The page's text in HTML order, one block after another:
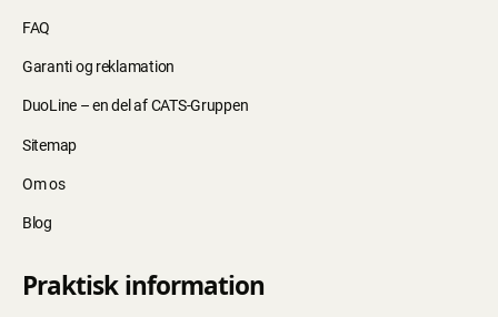
FAQ
Garanti og reklamation
DuoLine – en del af CATS-Gruppen
Sitemap
Om os
Blog
Praktisk information